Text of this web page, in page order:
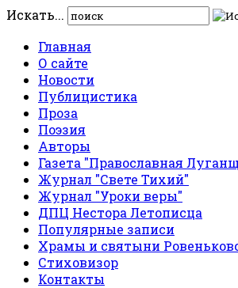
Искать...
Главная
О сайте
Новости
Публицистика
Проза
Поэзия
Авторы
Газета "Православная
Журнал "Свете Тихий"
Журнал "Уроки веры"
ДПЦ Нестора Летописца
Популярные записи
Храмы и святыни
Стиховизор
Контакты